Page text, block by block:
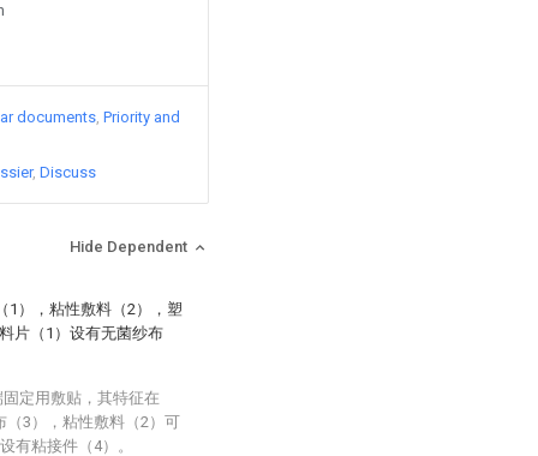
documents Priority and
Discuss
Hide Dependent
1），粘性敷料（2），塑
片（1）设有无菌纱布
定用敷贴，其特征在
（3），粘性敷料（2）可
有粘接件（4）。